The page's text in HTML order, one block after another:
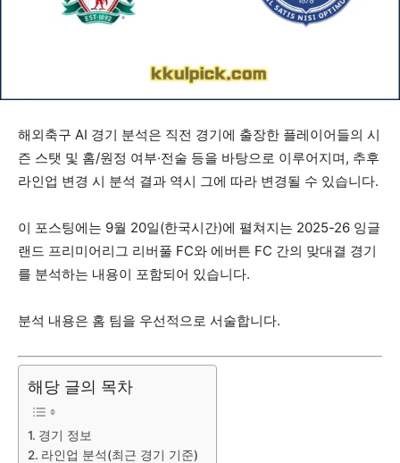
해외축구 AI 경기 분석은 직전 경기에 출장한 플레이어들의 시
즌 스탯 및 홈/원정 여부·전술 등을 바탕으로 이루어지며, 추후
라인업 변경 시 분석 결과 역시 그에 따라 변경될 수 있습니다.
이 포스팅에는 9월 20일(한국시간)에 펼쳐지는 2025-26 잉글
랜드 프리미어리그 리버풀 FC와 에버튼 FC 간의 맞대결 경기
를 분석하는 내용이 포함되어 있습니다.
분석 내용은 홈 팀을 우선적으로 서술합니다.
해당 글의 목차
경기 정보
라인업 분석(최근 경기 기준)